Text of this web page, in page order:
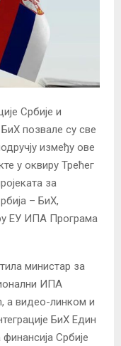
Србије и
позвале су све
између ове
у оквиру Трећег
за
– БиХ,
ЕУ ИПА Програма
министар за
ИПА
а видео-линком и
БиХ Един
Србије